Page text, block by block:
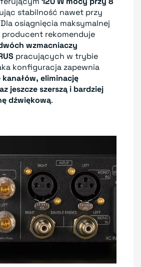
stabilność nawet przy
Dla osiągnięcia maksymalnej
rekomenduje
wzmacniaczy
pracujących w trybie
konfiguracja zapewnia
kanałów, eliminację
jeszcze szerszą i bardziej
dźwiękową.